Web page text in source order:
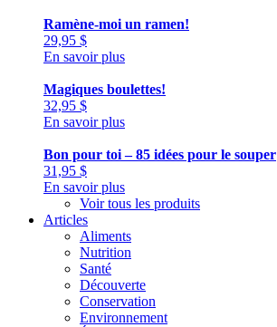
Ramène-moi un ramen!
29,95 $
En savoir plus
Magiques boulettes!
32,95 $
En savoir plus
Bon pour toi – 85 idées pour le souper
31,95 $
En savoir plus
Voir tous les produits
Articles
Aliments
Nutrition
Santé
Découverte
Conservation
Environnement